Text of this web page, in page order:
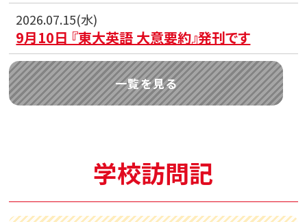
2026.07.15(水)
9月10日 『東大英語 大意要約』発刊です
一覧を見る
学校訪問記